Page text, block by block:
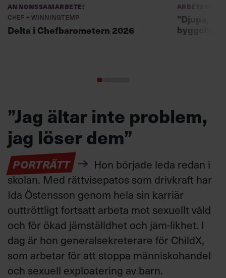
Annonssamarbete:
Chef + Winningtemp
Delta i Chefbarometern 2026
Arbetsmiljö
”Djupa,
”Jag ältar inte problem,
jag löser dem”
PORTRÄTT
Hon började leda redan i
skolan. Med rättvisepatos som drivkraft har
Ida Östensson genom hela sin karriär
outtröttligt fortsatt arbeta mot sexuellt våld
och för ökad jämställdhet och jäm-likhet. I
dag är hon generalsekreterare för ChildX,
som arbetar för att stoppa människohandel
och sexuell exploatering av barn.